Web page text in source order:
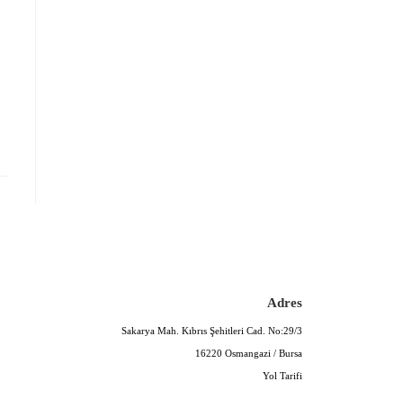
Adres
Sakarya Mah. Kıbrıs Şehitleri Cad. No:29/3
16220 Osmangazi / Bursa
Yol Tarifi